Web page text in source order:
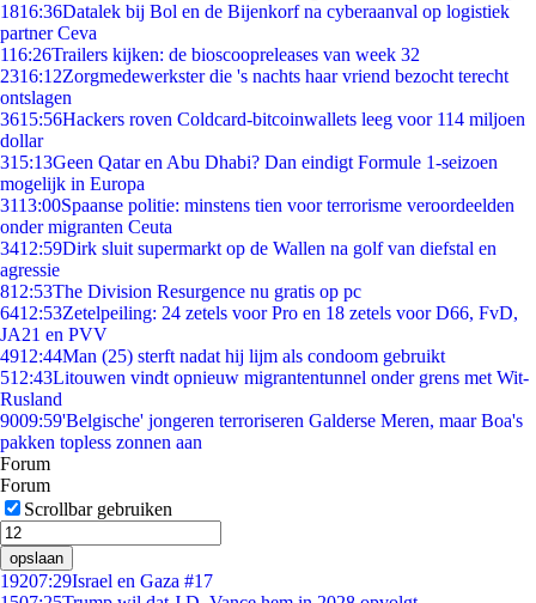
1816:36Datalek bij Bol en de Bijenkorf na cyberaanval op logistiek
partner Ceva
116:26Trailers kijken: de bioscoopreleases van week 32
2316:12Zorgmedewerkster die 's nachts haar vriend bezocht terecht
ontslagen
3615:56Hackers roven Coldcard-bitcoinwallets leeg voor 114 miljoen
dollar
315:13Geen Qatar en Abu Dhabi? Dan eindigt Formule 1-seizoen
mogelijk in Europa
3113:00Spaanse politie: minstens tien voor terrorisme veroordeelden
onder migranten Ceuta
3412:59Dirk sluit supermarkt op de Wallen na golf van diefstal en
agressie
812:53The Division Resurgence nu gratis op pc
6412:53Zetelpeiling: 24 zetels voor Pro en 18 zetels voor D66, FvD,
JA21 en PVV
4912:44Man (25) sterft nadat hij lijm als condoom gebruikt
512:43Litouwen vindt opnieuw migrantentunnel onder grens met Wit-
Rusland
9009:59'Belgische' jongeren terroriseren Galderse Meren, maar Boa's
pakken topless zonnen aan
Forum
Forum
Scrollbar gebruiken
opslaan
19207:29Israel en Gaza #17